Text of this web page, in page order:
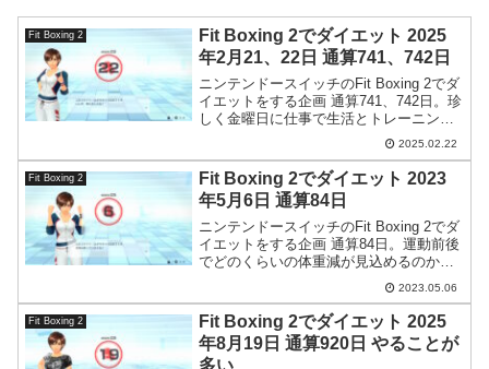
Fit Boxing 2
Fit Boxing 2でダイエット 2025
年2月21、22日 通算741、742日
ニンテンドースイッチのFit Boxing 2でダ
イエットをする企画 通算741、742日。珍
しく金曜日に仕事で生活とトレーニング
2025.02.22
Fit Boxing 2
Fit Boxing 2でダイエット 2023
年5月6日 通算84日
ニンテンドースイッチのFit Boxing 2でダ
イエットをする企画 通算84日。運動前後
でどのくらいの体重減が見込めるのか計
2023.05.06
Fit Boxing 2
Fit Boxing 2でダイエット 2025
年8月19日 通算920日 やることが